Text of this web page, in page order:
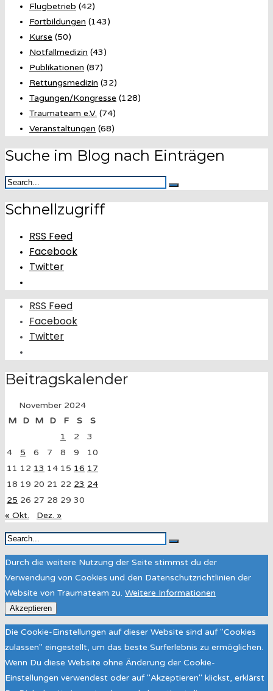
Flugbetrieb (42)
Fortbildungen (143)
Kurse (50)
Notfallmedizin (43)
Publikationen (87)
Rettungsmedizin (32)
Tagungen/Kongresse (128)
Traumateam e.V. (74)
Veranstaltungen (68)
Suche im Blog nach Einträgen
Schnellzugriff
RSS Feed
Facebook
Twitter
RSS Feed
Facebook
Twitter
Beitragskalender
November 2024
M
D M D F S
S
1
2
3
4
5 6 7 8 9
10
11 12 13 14 15 16 17
18 19 20 21 22 23 24
25 26 27 28 29 30
« Okt.
Dez. »
Durch die weitere Nutzung der Seite stimmst du der
Verwendung von Cookies und den Datenschutzrichtlinien der
Website von Traumateam zu. Weitere Informationen
Akzeptieren
Die Cookie-Einstellungen auf dieser Website sind auf "Cookies
zulassen" eingestellt, um das beste Surferlebnis zu ermöglichen.
Wenn Du diese Website ohne Änderung der Cookie-
Einstellungen verwendest oder auf "Akzeptieren" klickst, erklärst